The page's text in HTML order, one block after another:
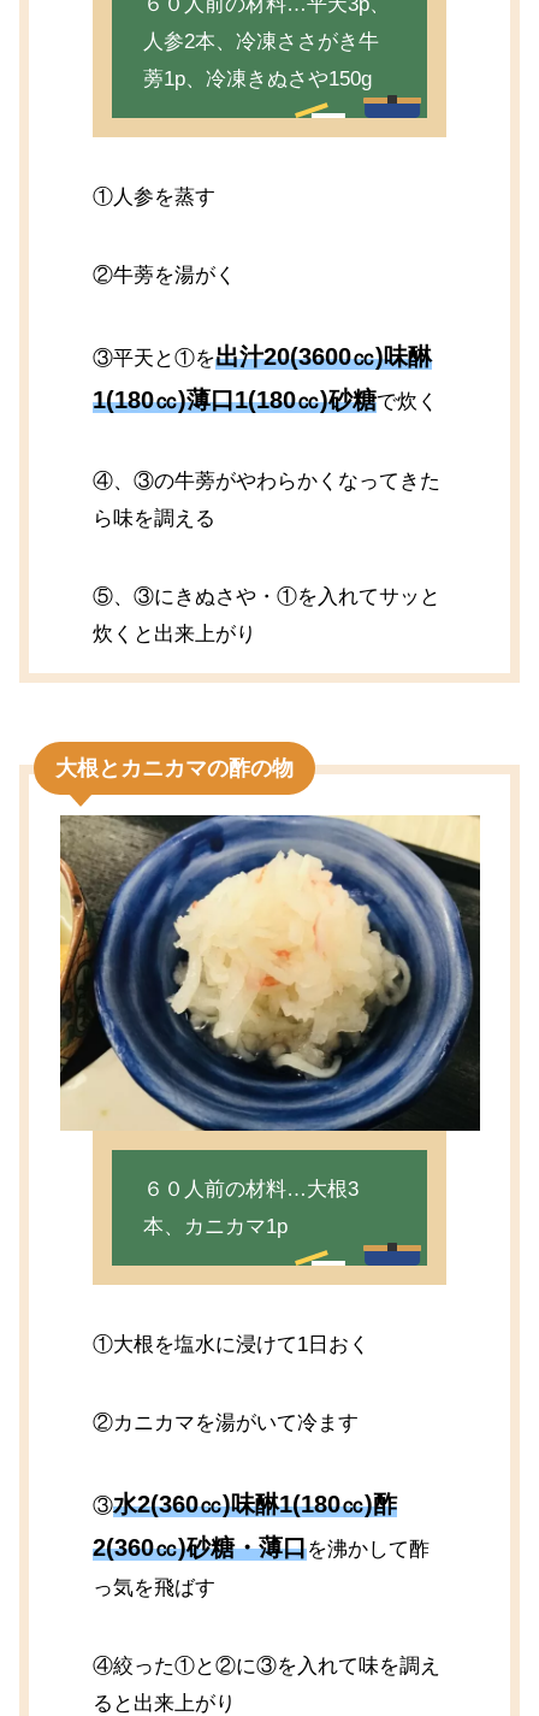
人参2本、冷凍ささがき牛
蒡1p、冷凍きぬさや150g
①人参を蒸す
②牛蒡を湯がく
③平天と①を出汁20(3600㏄)味醂
1(180㏄)薄口1(180㏄)砂糖で炊く
④、③の牛蒡がやわらかくなってきた
ら味を調える
⑤、③にきぬさや・①を入れてサッと
炊くと出来上がり
大根とカニカマの酢の物
６０人前の材料…大根3
本、カニカマ1p
①大根を塩水に浸けて1日おく
②カニカマを湯がいて冷ます
③水2(360㏄)味醂1(180㏄)酢
2(360㏄)砂糖・薄口を沸かして酢
っ気を飛ばす
④絞った①と②に③を入れて味を調え
ると出来上がり